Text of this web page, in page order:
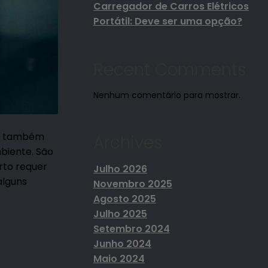
também
São
requer
Carregador de Carros Elétricos
Portátil: Deve ser uma opção?
Nenhum comentário para mostrar.
Julho 2026
Novembro 2025
Agosto 2025
Julho 2025
Setembro 2024
Junho 2024
Maio 2024